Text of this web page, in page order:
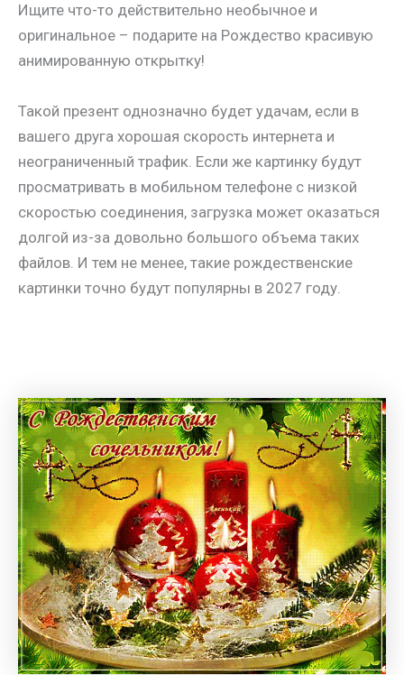
Ищите что-то действительно необычное и
оригинальное – подарите на Рождество красивую
анимированную открытку!
Такой презент однозначно будет удачам, если в
вашего друга хорошая скорость интернета и
неограниченный трафик. Если же картинку будут
просматривать в мобильном телефоне с низкой
скоростью соединения, загрузка может оказаться
долгой из-за довольно большого объема таких
файлов. И тем не менее, такие рождественские
картинки точно будут популярны в 2027 году.